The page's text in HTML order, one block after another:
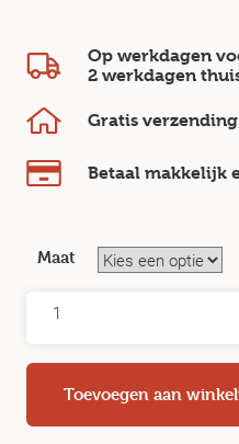
Op werkdagen
2 werkdagen
Gratis verzending
Betaal makkelijk
Maat
Toevoegen aan